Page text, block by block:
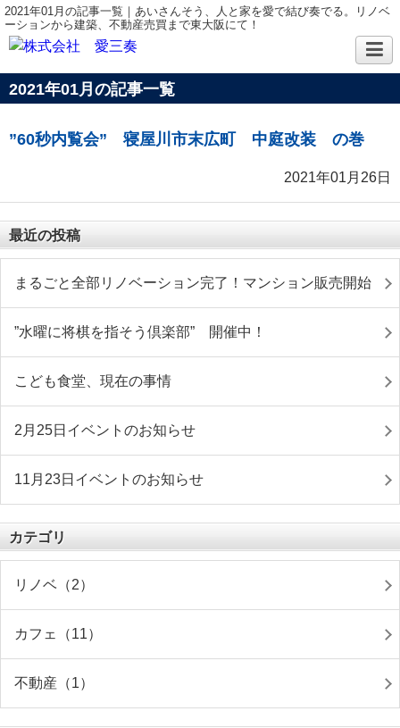
2021年01月の記事一覧｜あいさんそう、人と家を愛で結び奏でる。リノベ
ーションから建築、不動産売買まで東大阪にて！
2021年01月の記事一覧
”60秒内覧会” 寝屋川市末広町 中庭改装 の巻
2021年01月26日
最近の投稿
まるごと全部リノベーション完了！マンション販売開始
”水曜に将棋を指そう倶楽部” 開催中！
こども食堂、現在の事情
2月25日イベントのお知らせ
11月23日イベントのお知らせ
カテゴリ
リノベ（2）
カフェ（11）
不動産（1）